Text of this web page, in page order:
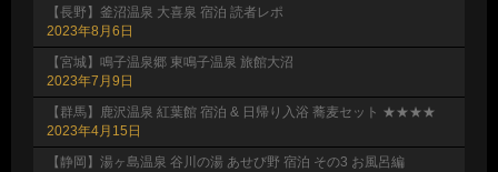
【長野】釜沼温泉 大喜泉 宿泊 読者レポ
2023年8月6日
【宮城】鳴子温泉郷 東鳴子温泉 旅館大沼
2023年7月9日
【群馬】鹿沢温泉 紅葉館 宿泊 & 日帰り入浴 蕎麦セット ★★★★
2023年4月15日
【静岡】湯ヶ島温泉 谷川の湯 あせび野 宿泊 その3 お風呂編